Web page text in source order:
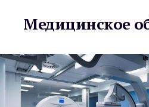
Медицинское